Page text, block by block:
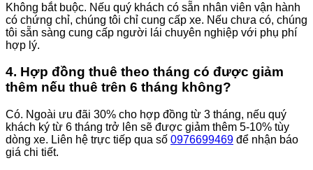
Không bắt buộc. Nếu quý khách có sẵn nhân viên vận hành
có chứng chỉ, chúng tôi chỉ cung cấp xe. Nếu chưa có, chúng
tôi sẵn sàng cung cấp người lái chuyên nghiệp với phụ phí
hợp lý.
4. Hợp đồng thuê theo tháng có được giảm
thêm nếu thuê trên 6 tháng không?
Có. Ngoài ưu đãi 30% cho hợp đồng từ 3 tháng, nếu quý
khách ký từ 6 tháng trở lên sẽ được giảm thêm 5-10% tùy
dòng xe. Liên hệ trực tiếp qua số 0976699469 để nhận báo
giá chi tiết.